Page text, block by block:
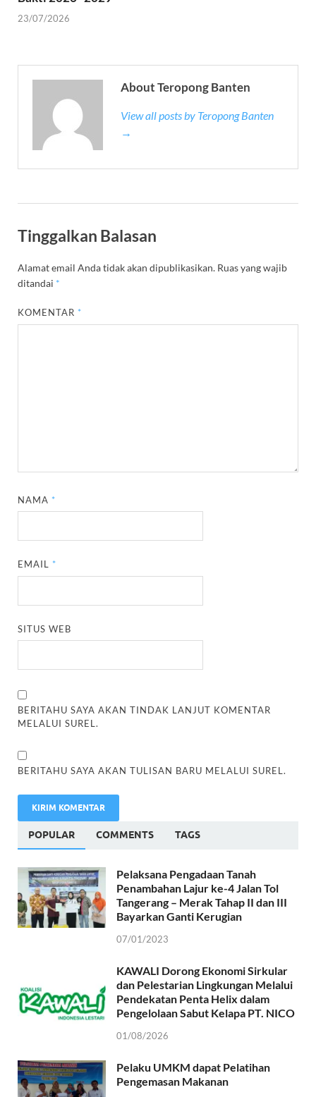
23/07/2026
About Teropong Banten
View all posts by Teropong Banten
→
Tinggalkan Balasan
Alamat email Anda tidak akan dipublikasikan. Ruas yang wajib
ditandai *
KOMENTAR *
NAMA *
EMAIL *
SITUS WEB
BERITAHU SAYA AKAN TINDAK LANJUT KOMENTAR
MELALUI SUREL.
BERITAHU SAYA AKAN TULISAN BARU MELALUI SUREL.
POPULAR COMMENTS TAGS
Pelaksana Pengadaan Tanah
Penambahan Lajur ke-4 Jalan Tol
Tangerang – Merak Tahap II dan III
Bayarkan Ganti Kerugian
07/01/2023
KAWALI Dorong Ekonomi Sirkular
dan Pelestarian Lingkungan Melalui
Pendekatan Penta Helix dalam
Pengelolaan Sabut Kelapa PT. NICO
01/08/2026
Pelaku UMKM dapat Pelatihan
Pengemasan Makanan